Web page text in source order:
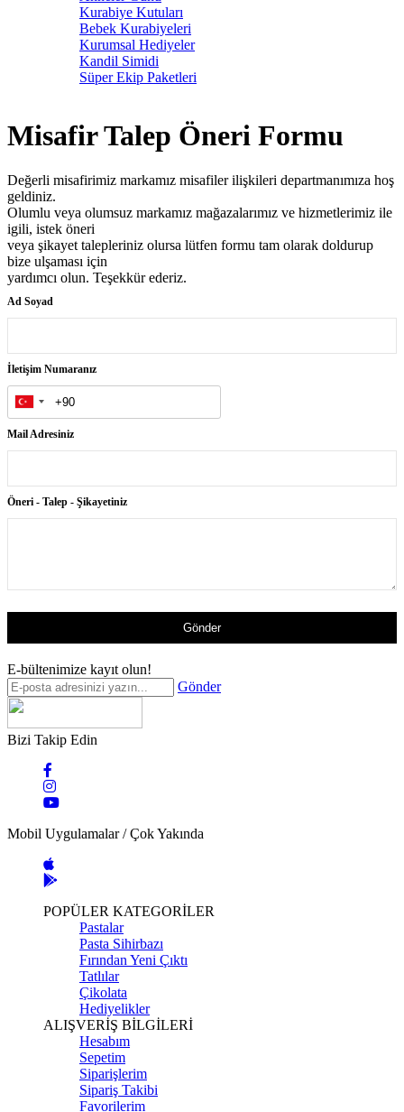
Kurabiye Kutuları
Bebek Kurabiyeleri
Kurumsal Hediyeler
Kandil Simidi
Süper Ekip Paketleri
Misafir Talep Öneri Formu
Değerli misafirimiz markamız misafiler ilişkileri departmanımıza hoş
geldiniz.
Olumlu veya olumsuz markamız mağazalarımız ve hizmetlerimiz ile
igili, istek öneri
veya şikayet talepleriniz olursa lütfen formu tam olarak doldurup
bize ulşaması için
yardımcı olun. Teşekkür ederiz.
Ad Soyad
İletişim Numaranız
Mail Adresiniz
Öneri - Talep - Şikayetiniz
Gönder
E-bültenimize kayıt olun!
Gönder
Bizi Takip Edin
Mobil Uygulamalar / Çok Yakında
POPÜLER KATEGORİLER
Pastalar
Pasta Sihirbazı
Fırından Yeni Çıktı
Tatlılar
Çikolata
Hediyelikler
ALIŞVERİŞ BİLGİLERİ
Hesabım
Sepetim
Siparişlerim
Sipariş Takibi
Favorilerim